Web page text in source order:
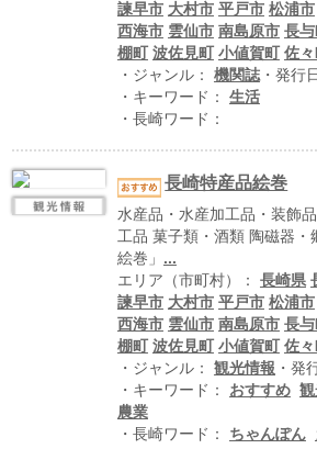
諫早市 大村市 平戸市 松浦市
西海市 雲仙市 南島原市 長与
棚町
波佐見町 小値賀町 佐々
・ジャンル： 機関誌・発行
・キーワード： 生活
・長崎ワード：
長崎特産品絵巻
水産品・水産加工品・装飾
工品 菓子類・酒類 陶磁器・
絵巻」 ...
エリア（市町村）： 長崎県
諫早市 大村市 平戸市 松浦市
西海市 雲仙市 南島原市 長与
棚町
波佐見町 小値賀町 佐々
・ジャンル： 観光情報 ・発
・キーワード： おすすめ
農業
・長崎ワード： ちゃんぽん
小・中学校ナビ
いきebooks
ながよebooks
ごとうebooks
おおむらebooks
みなみしまばらebooks
はさみebooks
ながさき市ebooks
さいかいイーブックス
長崎MICE観光マップ